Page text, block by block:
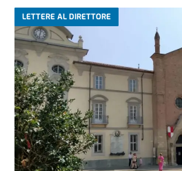
LETTERE AL DIRETTORE